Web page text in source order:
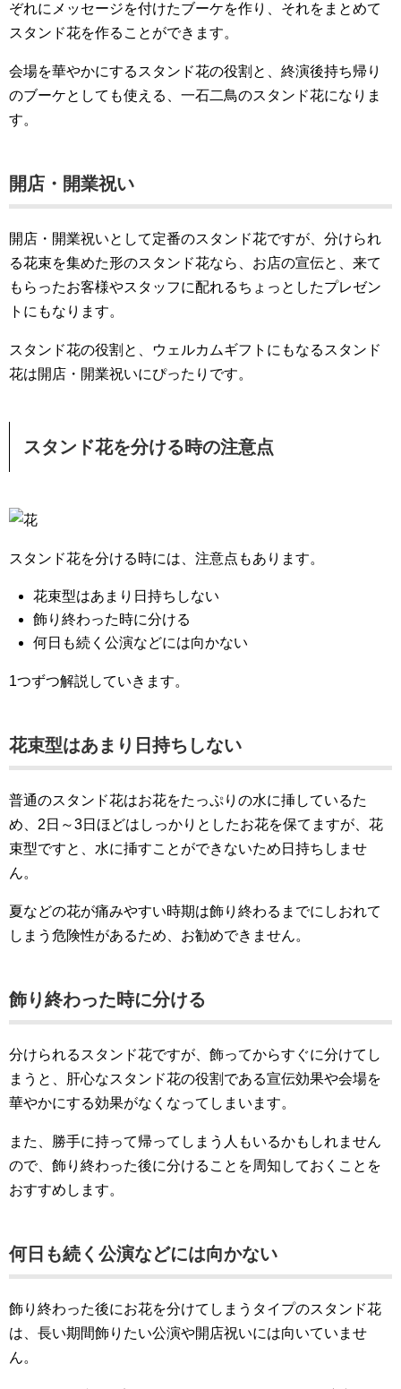
ぞれにメッセージを付けたブーケを作り、それをまとめて
スタンド花を作ることができます。
会場を華やかにするスタンド花の役割と、終演後持ち帰り
のブーケとしても使える、一石二鳥のスタンド花になりま
す。
開店・開業祝い
開店・開業祝いとして定番のスタンド花ですが、分けられ
る花束を集めた形のスタンド花なら、お店の宣伝と、来て
もらったお客様やスタッフに配れるちょっとしたプレゼン
トにもなります。
スタンド花の役割と、ウェルカムギフトにもなるスタンド
花は開店・開業祝いにぴったりです。
スタンド花を分ける時の注意点
スタンド花を分ける時には、注意点もあります。
花束型はあまり日持ちしない
飾り終わった時に分ける
何日も続く公演などには向かない
1つずつ解説していきます。
花束型はあまり日持ちしない
普通のスタンド花はお花をたっぷりの水に挿しているた
め、2日～3日ほどはしっかりとしたお花を保てますが、花
束型ですと、水に挿すことができないため日持ちしませ
ん。
夏などの花が痛みやすい時期は飾り終わるまでにしおれて
しまう危険性があるため、お勧めできません。
飾り終わった時に分ける
分けられるスタンド花ですが、飾ってからすぐに分けてし
まうと、肝心なスタンド花の役割である宣伝効果や会場を
華やかにする効果がなくなってしまいます。
また、勝手に持って帰ってしまう人もいるかもしれません
ので、飾り終わった後に分けることを周知しておくことを
おすすめします。
何日も続く公演などには向かない
飾り終わった後にお花を分けてしまうタイプのスタンド花
は、長い期間飾りたい公演や開店祝いには向いていませ
ん。